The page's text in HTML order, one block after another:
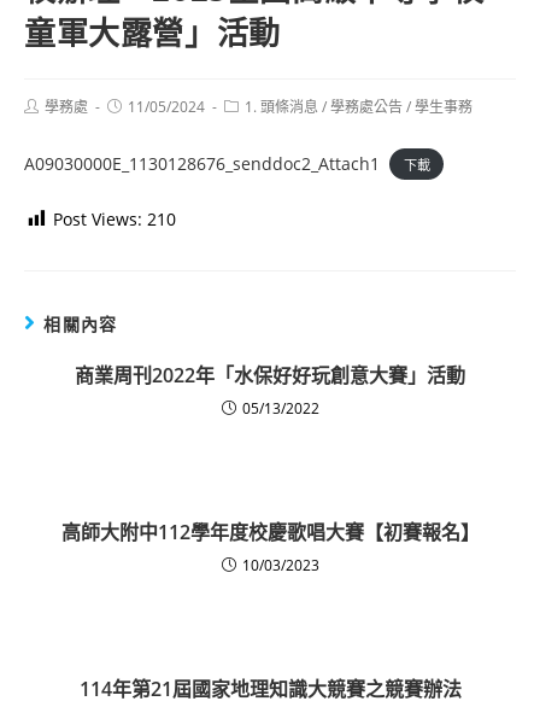
童軍大露營」活動
Post學務處
Post11/05/2024
Post1. 頭條消息 /學務處公告/學生事務
A09030000E_1130128676_senddoc2_Attach1 下載
Post Views: 210
相關內容
商業周刊2022年「水保好好玩創意大賽」活動
05/13/2022
高師大附中112學年度校慶歌唱大賽【初賽報名】
10/03/2023
114年第21屆國家地理知識大競賽之競賽辦法